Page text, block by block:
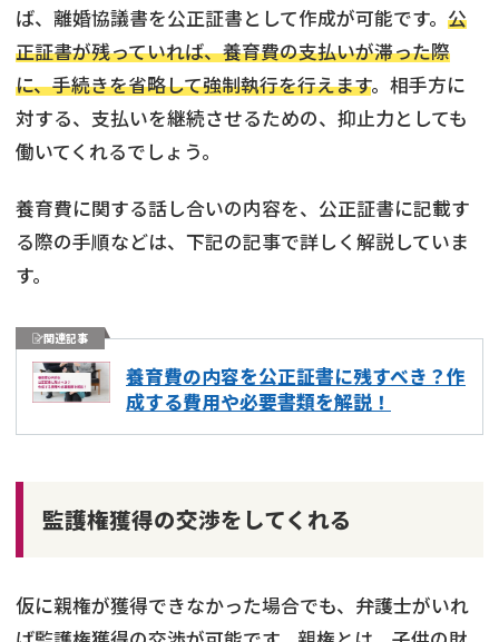
ば、離婚協議書を公正証書として作成が可能です。 公
正証書が残っていれば、養育費の支払いが滞った際
に、手続きを省略して強制執行を行えます。相手方に
対する、支払いを継続させるための、抑止力としても
働いてくれるでしょう。
養育費に関する話し合いの内容を、公正証書に記載す
る際の手順などは、下記の記事で詳しく解説していま
す。
関連記事
養育費の内容を公正証書に残すべき？作
成する費用や必要書類を解説！
監護権獲得の交渉をしてくれる
仮に親権が獲得できなかった場合でも、弁護士がいれ